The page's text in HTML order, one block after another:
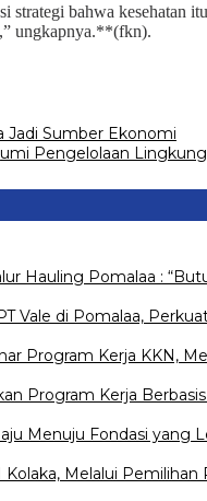
strategi bahwa
ungkapnya.**(fkn).
Jadi Sumber Ekonomi
Pengelolaan
Hauling Pomalaa :
Vale di Pomalaa,
Program Kerja KKN,
Program Kerja
Menuju Fondasi yang
Melalui